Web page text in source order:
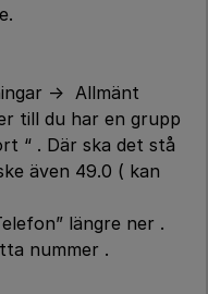
→ Allmänt
till du har en grupp
“ . Där ska det stå
även 49.0 ( kan
längre ner .
nummer .